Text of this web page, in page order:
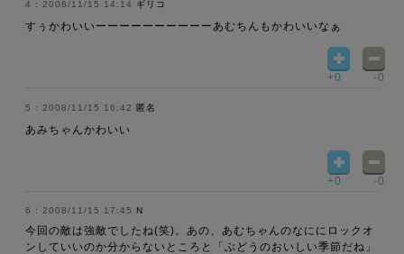
2008/11/15 14:14 ギリコ
すぅかわいいーーーーーーーーーーあむちんもかわいいなぁ
+0 -0
2008/11/15 16:42 匿名
あみちゃんかわいい
+0 -0
2008/11/15 17:45 N
今回の敵は強敵でしたね(笑)。あの、あむちゃんのなににロックオ
ンしていいのか分からないところと「ぶどうのおいしい季節だね」